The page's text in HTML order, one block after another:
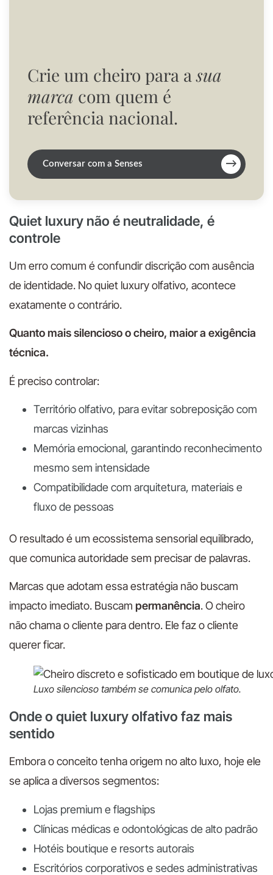
Crie um cheiro para asua
marca com quem é
referência nacional.
Conversar com a Senses →
Quiet luxury não é neutralidade, é
controle
Um erro comum é confundir discrição com ausência
de identidade. No quiet luxury olfativo, acontece
exatamente o contrário.
Quanto mais silencioso o cheiro, maior a exigência
técnica.
É preciso controlar:
Território olfativo, para evitar sobreposição com
marcas vizinhas
Memória emocional, garantindo reconhecimento
mesmo sem intensidade
Compatibilidade com arquitetura, materiais e
fluxo de pessoas
O resultado é um ecossistema sensorial equilibrado,
que comunica autoridade sem precisar de palavras.
Marcas que adotam essa estratégia não buscam
impacto imediato. Buscam permanência. O cheiro
não chama o cliente para dentro. Ele faz o cliente
querer ficar.
Luxo silencioso também se comunica pelo olfato.
Onde o quiet luxury olfativo faz mais
sentido
Embora o conceito tenha origem no alto luxo, hoje ele
se aplica a diversos segmentos:
Lojas premium e flagships
Clínicas médicas e odontológicas de alto padrão
Hotéis boutique e resorts autorais
Escritórios corporativos e sedes administrativas